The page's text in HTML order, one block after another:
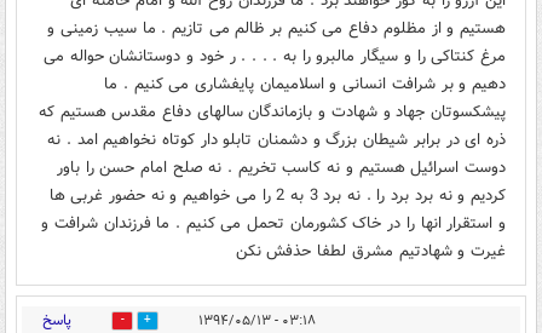
هستیم و از مظلوم دفاع می کنیم بر ظالم می تازیم . ما سیب زمینی و
مرغ کنتاکی را و سیگار مالبرو را به . . . . ر خود و دوستانشان حواله می
دهیم و بر شرافت انسانی و اسلامیمان پایفشاری می کنیم . ما
پیشکسوتان جهاد و شهادت و بازماندگان سالهای دفاع مقدس هستیم که
ذره ای در برابر شیطان بزرگ و دشمنان تابلو دار کوتاه نخواهیم امد . نه
دوست اسرائیل هستیم و نه کاسب تخریم . نه صلح امام حسن را باور
کردیم و نه برد برد را . نه برد 3 به 2 را می خواهیم و نه حضور غربی ها
و استقرار انها را در خاک کشورمان تحمل می کنیم . ما فرزندان شرافت و
غیرت و شهادتیم مشرق لطفا حذفش نکن
۰۳:۱۸ - ۱۳۹۴/۰۵/۱۳ 0 پاسخ